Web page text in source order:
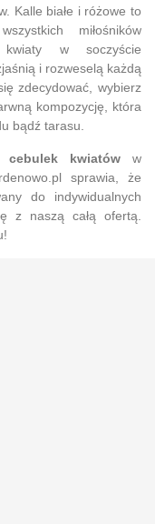
Kalle białe i różowe to
miłośników
w soczyście
i rozweselą każdą
zdecydować, wybierz
kompozycję, która
bądź tarasu.
cebulek kwiatów w
sprawia, że
do indywidualnych
z naszą całą ofertą.